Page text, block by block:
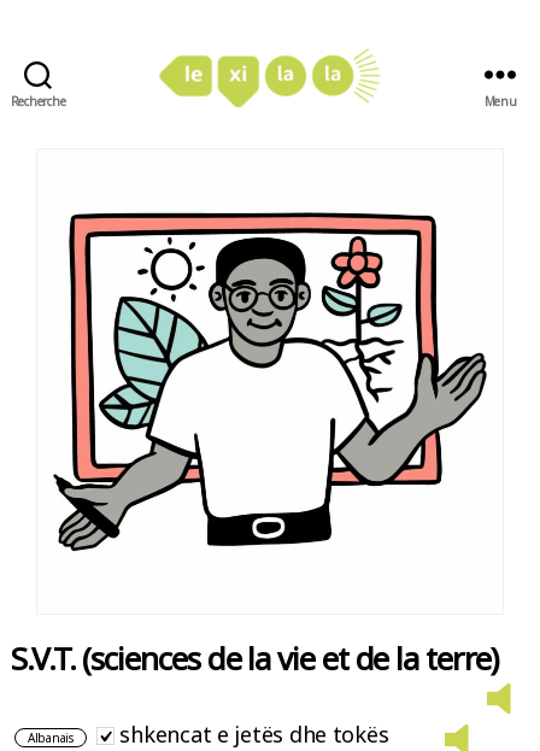
Recherche Menu
S.V.T. (sciences de la vie et de la terre)
Albanais shkencat e jetës dhe tokës